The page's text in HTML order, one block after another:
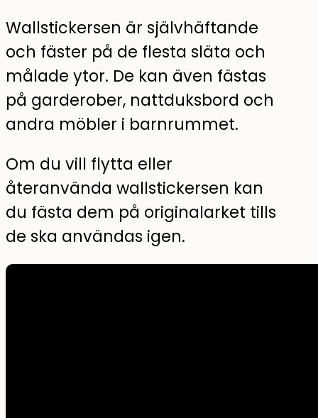
Wallstickersen är självhäftande
och fäster på de flesta släta och
målade ytor. De kan även fästas
på garderober, nattduksbord och
andra möbler i barnrummet.
Om du vill flytta eller
återanvända wallstickersen kan
du fästa dem på originalarket tills
de ska användas igen.